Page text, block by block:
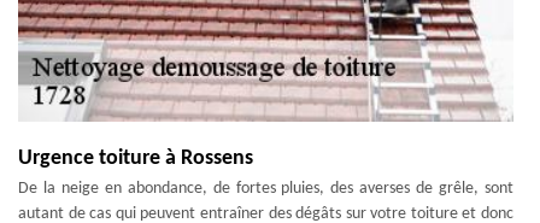
Urgence toiture à Rossens
De la neige en abondance, de fortes pluies, des averses de grêle, sont
autant de cas qui peuvent entraîner des dégâts sur votre toiture et donc